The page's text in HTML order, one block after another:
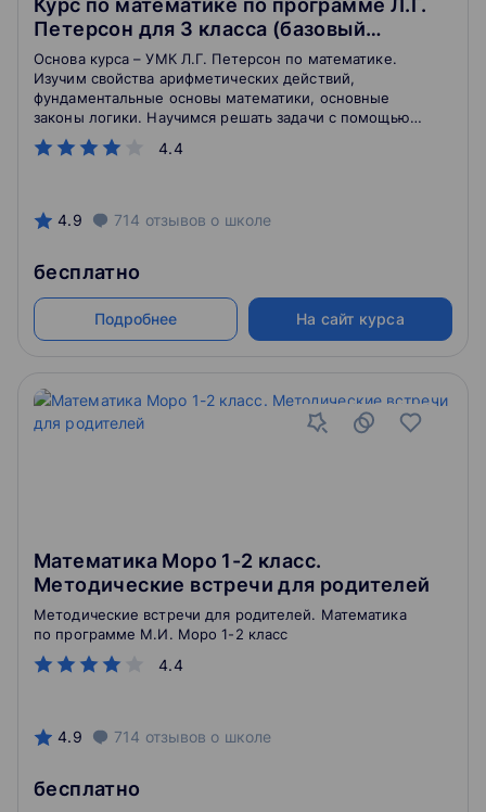
Курс по математике по программе Л.Г.
Петерсон для 3 класса (базовый
уровень)
4.4
Основа курса – УМК Л.Г. Петерсон по математике.
Изучим свойства арифметических действий,
фундаментальные основы математики, основные
законы логики. Научимся решать задачи с помощью
таблиц и схем.
4.9 714 отзывов о школе
бесплатно
Подробнее На сайт курса
Математика Моро 1-2 класс.
Методические встречи для родителей
4.4
Методические встречи для родителей. Математика
по программе М.И. Моро 1-2 класс
4.9 714 отзывов о школе
бесплатно